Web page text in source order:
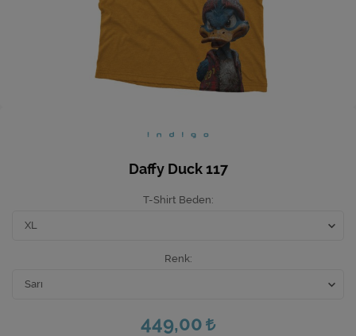
Ev Hediyeleri
Yeni İş Hediyeleri
Mutfak
Daffy Duck 117
T-Shirt Beden
Renk
449,00